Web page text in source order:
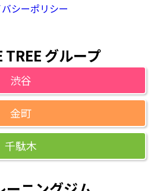
シーポリシー
グループ
渋谷
金町
千駄木